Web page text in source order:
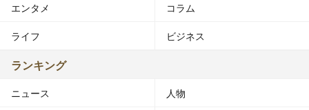
エンタメ コラム
ライフ ビジネス
ランキング
ニュース 人物